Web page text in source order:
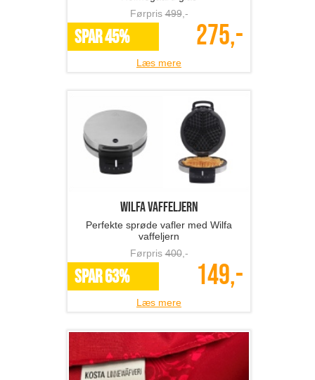
Førpris499,-
SPAR 45% 275,-
Læs mere
Wilfa vaffeljern
Perfekte sprøde vafler med Wilfa
vaffeljern
Førpris400,-
SPAR 63% 149,-
Læs mere